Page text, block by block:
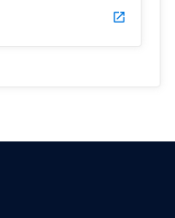
launch